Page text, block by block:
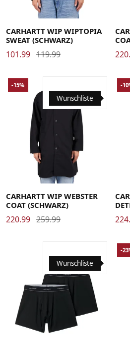
MediumSmallX-Large
CARHARTT WIP WIPTOPIA
SWEAT (SCHWARZ)
101.99 119.99
MediumSmallX-Large
Wunschliste
-15%
CARHARTT WIP WEBSTER
COAT (SCHWARZ)
220.99 259.99
-
Wunschliste
-